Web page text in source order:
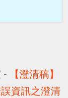
-
【澄清稿】
資訊之澄清